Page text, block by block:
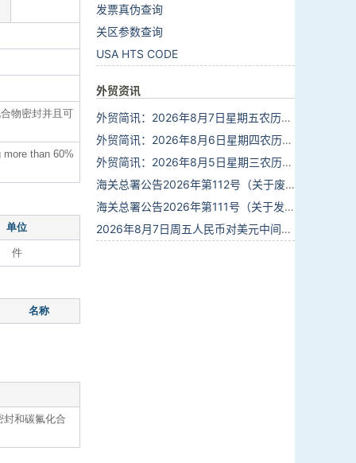
物密封并且可
than 60%
单位
件
名称
封和碳氟化合
发票真伪查询
关区参数查询
USA HTS CODE
外贸资讯
外贸简讯：2026年8月7日星期五农历六月廿五
外贸简讯：2026年8月6日星期四农历六月廿四
外贸简讯：2026年8月5日星期三农历六月廿三
海关总署公告2026年第112号（关于废止部分卫生检疫类规范性文件的公告）
海关总署公告2026年第111号（关于发布《进出境动植物检疫处理监督管理工作规定》《进出境卫生处理监督管理工作规定》的公告）
2026年8月7日周五人民币对美元中间价报6.7904调贬9个基点